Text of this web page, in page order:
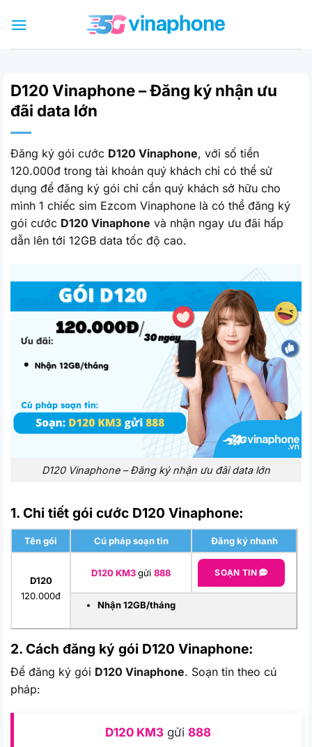
qua
D120 Vinaphone – Đăng ký nhận ưu
đãi data lớn
Đăng ký gói cước D120 Vinaphone, với số tiền
120.000đ trong tài khoản quý khách chỉ có thể sử
dụng để đăng ký gói chỉ cần quý khách sở hữu cho
mình 1 chiếc sim Ezcom Vinaphone là có thể đăng ký
gói cước D120 Vinaphone và nhận ngay ưu đãi hấp
dẫn lên tới 12GB data tốc độ cao.
D120 Vinaphone – Đăng ký nhận ưu đãi data lớn
1. Chi tiết gói cước D120 Vinaphone:
Tên gói Cú pháp soạn tin Đăng ký nhanh
D120
120.000đ
D120 KM3gửi 888 SOẠN TIN
Nhận 12GB/tháng
2. Cách đăng ký gói D120 Vinaphone:
Để đăng ký gói D120 Vinaphone. Soạn tin theo cú
pháp:
D120 KM3gửi 888